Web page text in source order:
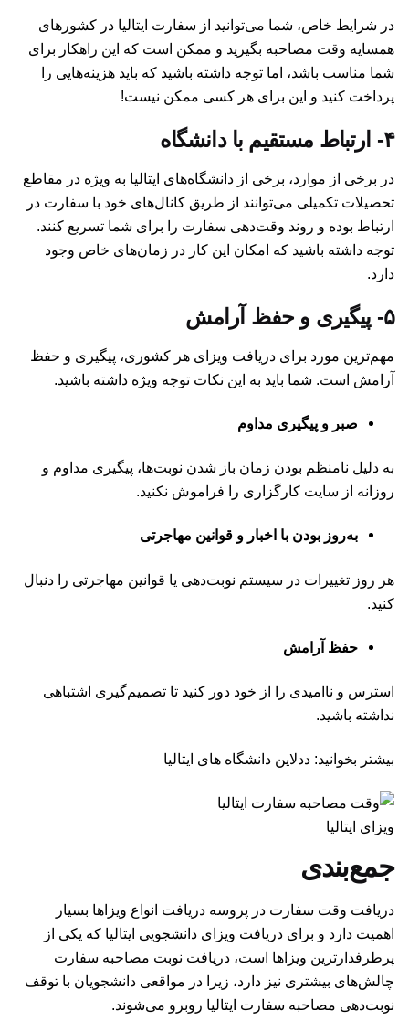
در شرایط خاص، شما می‌توانید از سفارت ایتالیا در کشورهای
همسایه وقت مصاحبه بگیرید و ممکن است که این راهکار برای
شما مناسب باشد، اما توجه داشته باشید که باید هزینه‌هایی را
پرداخت کنید و این برای هر کسی ممکن نیست!
۴- ارتباط مستقیم با دانشگاه
در برخی از موارد، برخی از دانشگاه‌های ایتالیا به ویژه در مقاطع
تحصیلات تکمیلی می‌توانند از طریق کانال‌های خود با سفارت در
ارتباط بوده و روند وقت‌دهی سفارت را برای شما تسریع کنند.
توجه داشته باشید که امکان این کار در زمان‌های خاص وجود
دارد.
۵- پیگیری و حفظ آرامش
مهم‌ترین مورد برای دریافت ویزای هر کشوری، پیگیری و حفظ
آرامش است. شما باید به این نکات توجه ویژه داشته باشید.
صبر و پیگیری مداوم
به دلیل نامنظم بودن زمان باز شدن نوبت‌ها، پیگیری مداوم و
روزانه از سایت کارگزاری را فراموش نکنید.
به‌روز بودن با اخبار و قوانین مهاجرتی
هر روز تغییرات در سیستم نوبت‌دهی یا قوانین مهاجرتی را دنبال
کنید.
حفظ آرامش
استرس و ناامیدی را از خود دور کنید تا تصمیم‌گیری اشتباهی
نداشته باشید.
بیشتر بخوانید: ددلاین دانشگاه های ایتالیا
ویزای ایتالیا
جمع‌بندی
دریافت وقت سفارت در پروسه دریافت انواع ویزاها بسیار
اهمیت دارد و برای دریافت ویزای دانشجویی ایتالیا که یکی از
پرطرفدارترین ویزاها است، دریافت نوبت مصاحبه سفارت
چالش‌های بیشتری نیز دارد، زیرا در مواقعی دانشجویان با توقف
نوبت‌دهی مصاحبه سفارت ایتالیا روبرو می‌شوند.